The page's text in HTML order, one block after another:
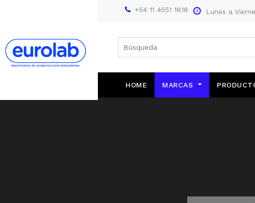
+54 11 4551 1818 Lunes a
HOME MARCAS